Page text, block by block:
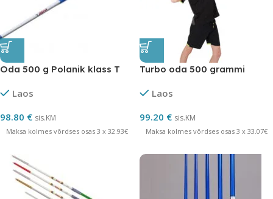
Oda 500 g Polanik klass T
Laos
98.80 € sis.KM
Maksa kolmes võrdses osas 3 x 32.93€
Turbo oda 500 grammi
Laos
99.20 € sis.KM
Maksa kolmes võrdses osas 3 x 33.07€